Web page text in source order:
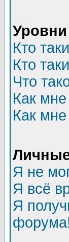
Кто
Кто
Что
Как мне
Как
Я не
Я всё
Я